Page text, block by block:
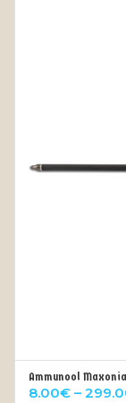
Ammunool
8.00€ –